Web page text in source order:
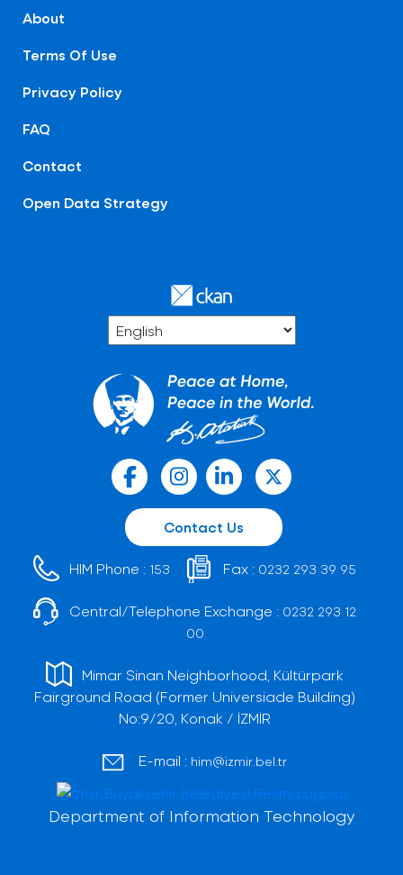
About
Terms Of Use
Privacy Policy
FAQ
Contact
Open Data Strategy
Contact Us
HIM Phone : 153 Fax : 0232 293 39 95
Central/Telephone Exchange : 0232 293 12
00
Mimar Sinan Neighborhood, Kültürpark
Fairground Road (Former Universiade Building)
No:9/20, Konak / İZMİR
E-mail : him@izmir.bel.tr
Department of Information Technology